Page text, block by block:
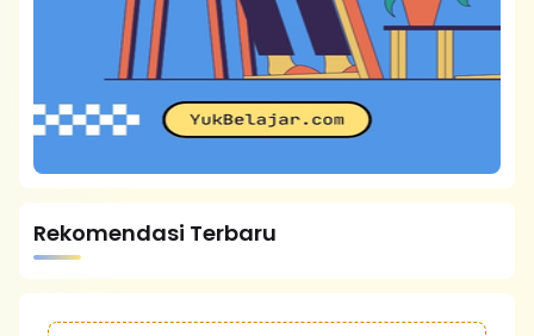
Rekomendasi Terbaru